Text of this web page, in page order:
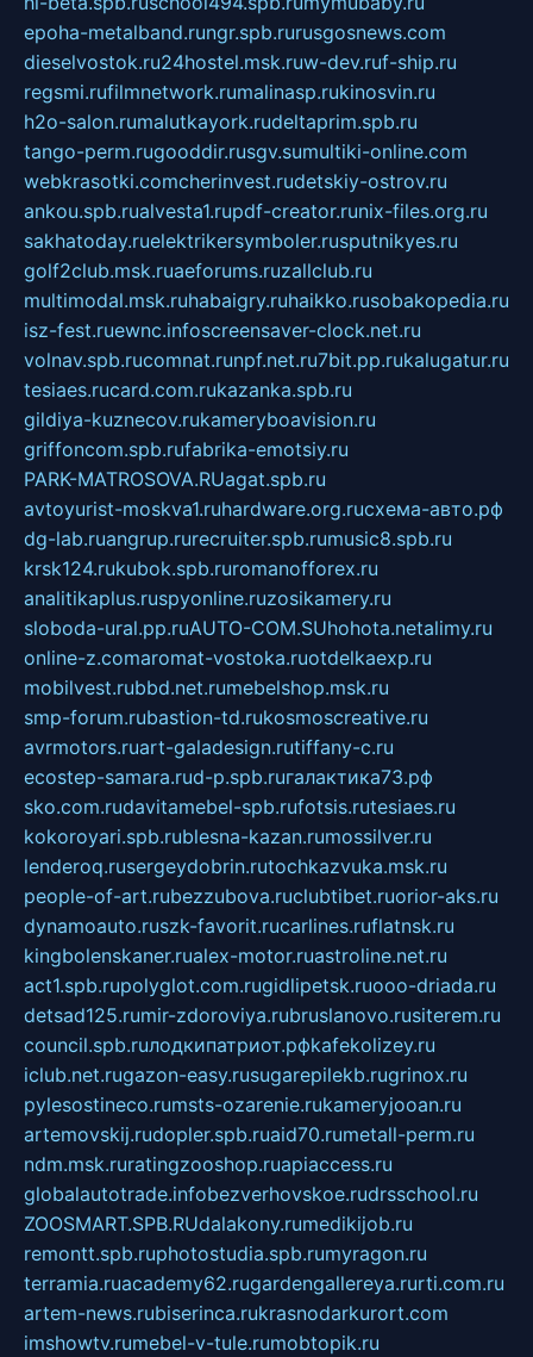
epoha-metalband.rungr.spb.rurusgosnews.com
dieselvostok.ru24hostel.msk.ruw-dev.ruf-ship.ru
regsmi.rufilmnetwork.rumalinasp.rukinosvin.ru
h2o-salon.rumalutkayork.rudeltaprim.spb.ru
tango-perm.rugooddir.rusgv.sumultiki-online.com
webkrasotki.comcherinvest.rudetskiy-ostrov.ru
ankou.spb.rualvesta1.rupdf-creator.runix-files.org.ru
sakhatoday.ruelektrikersymboler.rusputnikyes.ru
golf2club.msk.ruaeforums.ruzallclub.ru
multimodal.msk.ruhabaigry.ruhaikko.rusobakopedia.ru
isz-fest.ruewnc.infoscreensaver-clock.net.ru
volnav.spb.rucomnat.runpf.net.ru7bit.pp.rukalugatur.ru
tesiaes.rucard.com.rukazanka.spb.ru
gildiya-kuznecov.rukameryboavision.ru
griffoncom.spb.rufabrika-emotsiy.ru
PARK-MATROSOVA.RUagat.spb.ru
avtoyurist-moskva1.ruhardware.org.ruсхема-авто.рф
dg-lab.ruangrup.rurecruiter.spb.rumusic8.spb.ru
krsk124.rukubok.spb.ruromanofforex.ru
analitikaplus.ruspyonline.ruzosikamery.ru
sloboda-ural.pp.ruAUTO-COM.SUhohota.netalimy.ru
online-z.comaromat-vostoka.ruotdelkaexp.ru
mobilvest.rubbd.net.rumebelshop.msk.ru
smp-forum.rubastion-td.rukosmoscreative.ru
avrmotors.ruart-galadesign.rutiffany-c.ru
ecostep-samara.rud-p.spb.ruгалактика73.рф
sko.com.rudavitamebel-spb.rufotsis.rutesiaes.ru
kokoroyari.spb.rublesna-kazan.rumossilver.ru
lenderoq.rusergeydobrin.rutochkazvuka.msk.ru
people-of-art.rubezzubova.ruclubtibet.ruorior-aks.ru
dynamoauto.ruszk-favorit.rucarlines.ruflatnsk.ru
kingbolenskaner.rualex-motor.ruastroline.net.ru
act1.spb.rupolyglot.com.rugidlipetsk.ruooo-driada.ru
detsad125.rumir-zdoroviya.rubruslanovo.rusiterem.ru
council.spb.ruлодкипатриот.рфkafekolizey.ru
iclub.net.rugazon-easy.rusugarepilekb.rugrinox.ru
pylesostineco.rumsts-ozarenie.rukameryjooan.ru
artemovskij.rudopler.spb.ruaid70.rumetall-perm.ru
ndm.msk.ruratingzooshop.ruapiaccess.ru
globalautotrade.infobezverhovskoe.rudrsschool.ru
ZOOSMART.SPB.RUdalakony.rumedikijob.ru
remontt.spb.ruphotostudia.spb.rumyragon.ru
terramia.ruacademy62.rugardengallereya.rurti.com.ru
artem-news.rubiserinca.rukrasnodarkurort.com
imshowtv.rumebel-v-tule.rumobtopik.ru